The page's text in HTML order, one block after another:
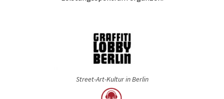
Street-Art-Kulturin Berlin